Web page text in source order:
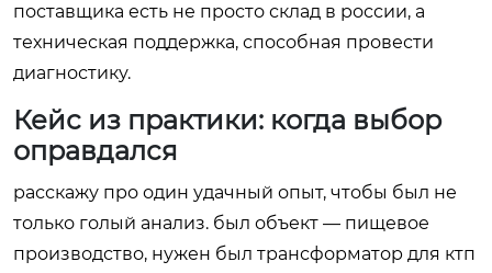
поставщика есть не просто склад в россии, а
техническая поддержка, способная провести
диагностику.
Кейс из практики: когда выбор
оправдался
расскажу про один удачный опыт, чтобы был не
только голый анализ. был объект — пищевое
производство, нужен был трансформатор для ктп